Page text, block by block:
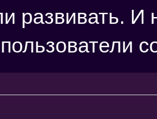
развивать. И